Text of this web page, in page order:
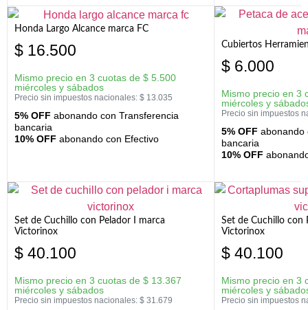
Honda Largo Alcance marca FC
$ 16.500
Mismo precio en 3 cuotas de $ 5.500
miércoles y sábados
Precio sin impuestos nacionales: $ 13.035
5% OFF abonando con Transferencia
bancaria
10% OFF abonando con Efectivo
Cubiertos
$ 6.000
Mismo precio en 3
miércoles y
Precio sin impuestos
5% OFF abonando
bancaria
10% OFF
Set de Cuchillo con Pelador I marca
Victorinox
$ 40.100
Mismo precio en 3 cuotas de $ 13.367
miércoles y sábados
Precio sin impuestos nacionales: $ 31.679
Set de Cuchillo con
Victorinox
$ 40.100
Mismo precio en 3
miércoles y
Precio sin impuestos